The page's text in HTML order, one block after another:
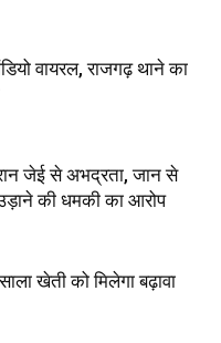
वायरल, राजगढ़ थाने का
जेई से अभद्रता, जान से
की धमकी का आरोप
खेती को मिलेगा बढ़ावा